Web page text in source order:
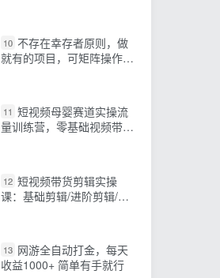
10 不存在幸存者原则，做
就有的项目，可矩阵操作，
11 短视频母婴赛道实操流
量训练营，零基础视频带
12 短视频带货剪辑实操
课：基础剪辑/进阶剪辑/制
13 网游全自动打金，每天
收益1000+ 简单有手就行